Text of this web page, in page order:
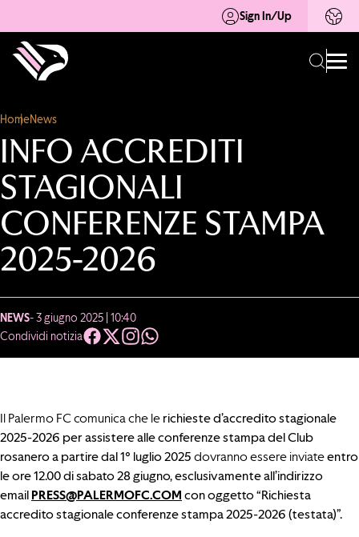
Sign In/Up
HomeNews
INFO ACCREDITI
STAGIONALI
CONFERENZE STAMPA
2025-2026
NEWS- 3 giugno 2025 | 10:40
Condividi notizia
Il Palermo FC comunica che le richieste d’accredito stagionale
2025-2026 per assisterealle conferenze stampadel Club
rosanero a partire dal 1° luglio 2025 dovranno essere inviateentro
le ore 12.00 di sabato28giugno, esclusivamente all’indirizzo
email PRESS@PALERMOFC.COM con oggetto “Richiesta
accredito stagionale conferenze stampa 2025-2026 (testata)”.